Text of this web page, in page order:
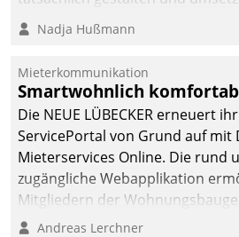
Kommunikationswege bei
Argumente zählen wirklich?
Nadja Hußmann
Mieterkommunikation
Smartwohnlich
Die NEUE LÜBECKER erneuert
ServicePortal von Grund auf mit
Mieterservices Online. Die rund
zugängliche Webapplikation
Mitgliedern der
Kontaktaufnahme per
Andreas Lerchner